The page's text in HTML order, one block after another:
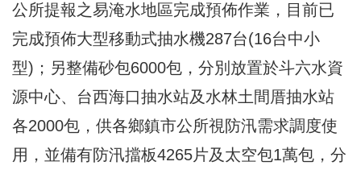
公所提報之易淹水地區完成預佈作業，目前已
完成預佈大型移動式抽水機287台(16台中小
型)；另整備砂包6000包，分別放置於斗六水資
源中心、台西海口抽水站及水林土間厝抽水站
各2000包，供各鄉鎮市公所視防汛需求調度使
用，並備有防汛擋板4265片及太空包1萬包，分